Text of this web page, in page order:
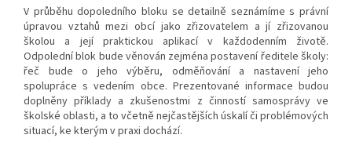
V průběhu dopoledního bloku se detailně seznámíme s právní
úpravou vztahů mezi obcí jako zřizovatelem a jí zřizovanou
školou a její praktickou aplikací v každodenním životě.
Odpolední blok bude věnován zejména postavení ředitele školy:
řeč bude o jeho výběru, odměňování a nastavení jeho
spolupráce s vedením obce. Prezentované informace budou
doplněny příklady a zkušenostmi z činností samosprávy ve
školské oblasti, a to včetně nejčastějších úskalí či problémových
situací, ke kterým v praxi dochází.